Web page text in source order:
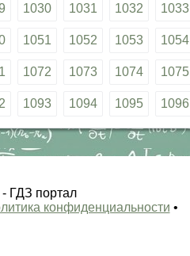
1030 1031 1032 1033
1051 1052 1053 1054
1072 1073 1074 1075
1093 1094 1095 1096
ГДЗ портал
конфиденциальности •